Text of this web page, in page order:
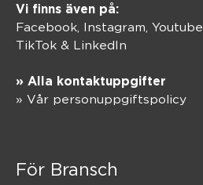
Vi finns även på:
Facebook, Instagram Youtube
TikTok & LinkedIn
» Alla kontaktuppgifter
» Vår personuppgiftspolicy
För Bransch